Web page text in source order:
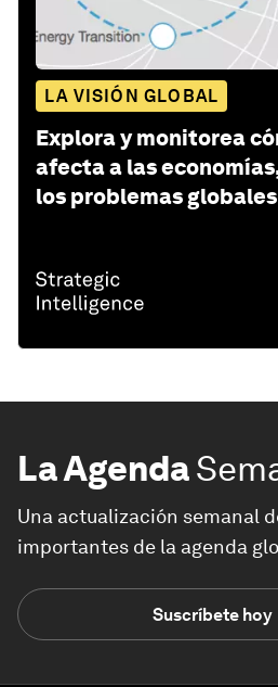
LA VISIÓN GLOBAL
Explora y monitorea
afecta a las
los problemas globales
La Agenda
Una actualización semanal
importantes de la agenda
Suscríbete hoy